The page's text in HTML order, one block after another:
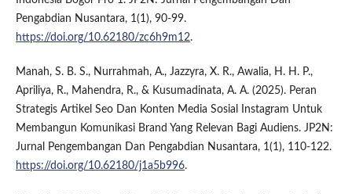
Pengabdian Nusantara, 1(1), 90-99.
https://doi.org/10.62180/zc6h9m12.
Manah, S. B. S., Nurrahmah, A., Jazzyra, X. R., Awalia, H. H. P.,
Apriliya, R., Mahendra, R., & Kusumadinata, A. A. (2025). Peran
Strategis Artikel Seo Dan Konten Media Sosial Instagram Untuk
Membangun Komunikasi Brand Yang Relevan Bagi Audiens. JP2N:
Jurnal Pengembangan Dan Pengabdian Nusantara, 1(1), 110-122.
https://doi.org/10.62180/j1a5b996.